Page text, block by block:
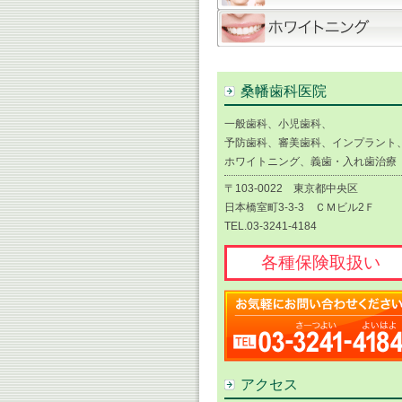
桑幡歯科医院
一般歯科、小児歯科、
予防歯科、審美歯科、インプラント
ホワイトニング、義歯・入れ歯治療
〒103-0022 東京都中央区
日本橋室町3-3-3 ＣＭビル2Ｆ
TEL.03-3241-4184
各種保険取扱い
アクセス